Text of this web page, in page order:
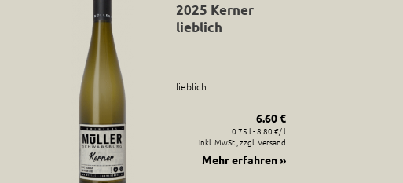
2025 Kerner
lieblich
lieblich
6.60 €
0.75 l - 8.80 €/ l
inkl. MwSt., zzgl. Versand
Mehr erfahren »